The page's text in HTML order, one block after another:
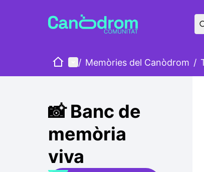
IniciMenú principal
/ Memòries del Canòdrom /
📸 Banc de
memòria
viva